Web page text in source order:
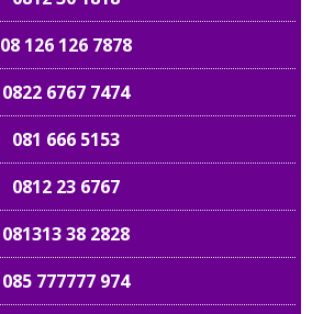
08 126 126 7878
0822 6767 7474
081 666 5153
0812 23 6767
081313 38 2828
085 777777 974